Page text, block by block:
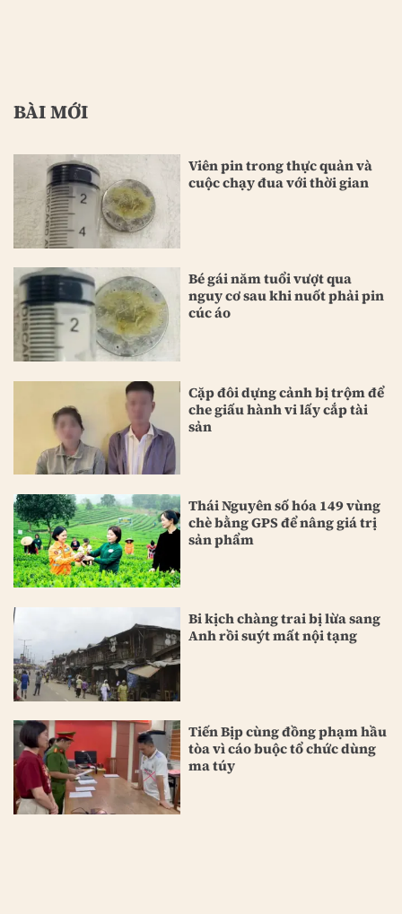
BÀI MỚI
Viên pin trong thực quản và
cuộc chạy đua với thời gian
Bé gái năm tuổi vượt qua
nguy cơ sau khi nuốt phải pin
cúc áo
Cặp đôi dựng cảnh bị trộm để
che giấu hành vi lấy cắp tài
sản
Thái Nguyên số hóa 149 vùng
chè bằng GPS để nâng giá trị
sản phẩm
Bi kịch chàng trai bị lừa sang
Anh rồi suýt mất nội tạng
Tiến Bịp cùng đồng phạm hầu
tòa vì cáo buộc tổ chức dùng
ma túy